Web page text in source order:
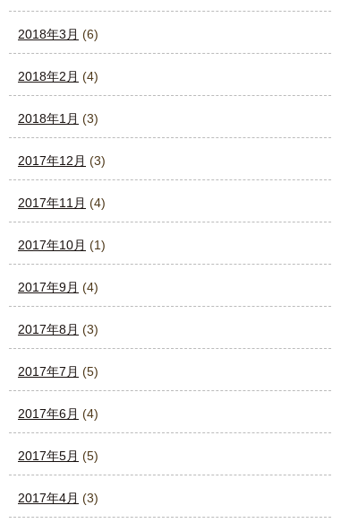
2018年3月 (6)
2018年2月 (4)
2018年1月 (3)
2017年12月 (3)
2017年11月 (4)
2017年10月 (1)
2017年9月 (4)
2017年8月 (3)
2017年7月 (5)
2017年6月 (4)
2017年5月 (5)
2017年4月 (3)